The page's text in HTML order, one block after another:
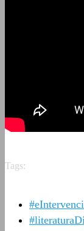
Tags: